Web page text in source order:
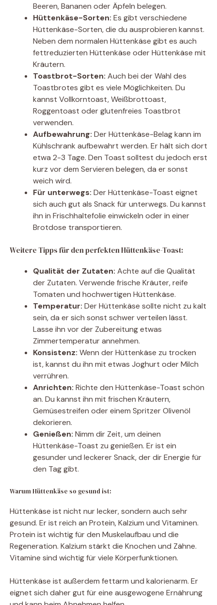
Beeren, Bananen oder Äpfeln belegen.
Hüttenkäse-Sorten: Es gibt verschiedene
Hüttenkäse-Sorten, die du ausprobieren kannst.
Neben dem normalen Hüttenkäse gibt es auch
fettreduzierten Hüttenkäse oder Hüttenkäse mit
Kräutern.
Toastbrot-Sorten: Auch bei der Wahl des
Toastbrotes gibt es viele Möglichkeiten. Du
kannst Vollkorntoast, Weißbrottoast,
Roggentoast oder glutenfreies Toastbrot
verwenden.
Aufbewahrung: Der Hüttenkäse-Belag kann im
Kühlschrank aufbewahrt werden. Er hält sich dort
etwa 2-3 Tage. Den Toast solltest du jedoch erst
kurz vor dem Servieren belegen, da er sonst
weich wird.
Für unterwegs: Der Hüttenkäse-Toast eignet
sich auch gut als Snack für unterwegs. Du kannst
ihn in Frischhaltefolie einwickeln oder in einer
Brotdose transportieren.
Weitere Tipps für den perfekten Hüttenkäse-Toast:
Qualität der Zutaten: Achte auf die Qualität
der Zutaten. Verwende frische Kräuter, reife
Tomaten und hochwertigen Hüttenkäse.
Temperatur: Der Hüttenkäse sollte nicht zu kalt
sein, da er sich sonst schwer verteilen lässt.
Lasse ihn vor der Zubereitung etwas
Zimmertemperatur annehmen.
Konsistenz: Wenn der Hüttenkäse zu trocken
ist, kannst du ihn mit etwas Joghurt oder Milch
verrühren.
Anrichten: Richte den Hüttenkäse-Toast schön
an. Du kannst ihn mit frischen Kräutern,
Gemüsestreifen oder einem Spritzer Olivenöl
dekorieren.
Genießen: Nimm dir Zeit, um deinen
Hüttenkäse-Toast zu genießen. Er ist ein
gesunder und leckerer Snack, der dir Energie für
den Tag gibt.
Warum Hüttenkäse so gesund ist:
Hüttenkäse ist nicht nur lecker, sondern auch sehr
gesund. Er ist reich an Protein, Kalzium und Vitaminen.
Protein ist wichtig für den Muskelaufbau und die
Regeneration. Kalzium stärkt die Knochen und Zähne.
Vitamine sind wichtig für viele Körperfunktionen.
Hüttenkäse ist außerdem fettarm und kalorienarm. Er
eignet sich daher gut für eine ausgewogene Ernährung